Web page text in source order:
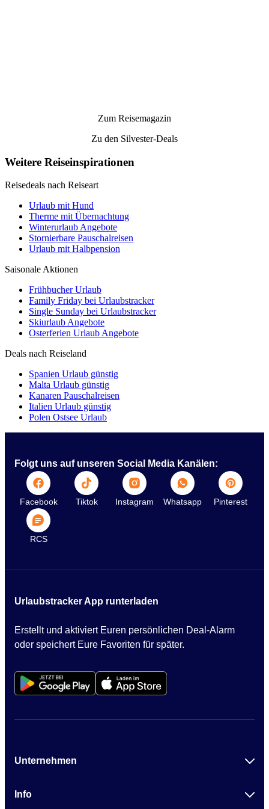
Zum Reisemagazin
Zu den Silvester-Deals
Weitere Reiseinspirationen
Reisedeals nach Reiseart
Urlaub mit Hund
Therme mit Übernachtung
Winterurlaub Angebote
Stornierbare Pauschalreisen
Urlaub mit Halbpension
Saisonale Aktionen
Frühbucher Urlaub
Family Friday bei Urlaubstracker
Single Sunday bei Urlaubstracker
Skiurlaub Angebote
Osterferien Urlaub Angebote
Deals nach Reiseland
Spanien Urlaub günstig
Malta Urlaub günstig
Kanaren Pauschalreisen
Italien Urlaub günstig
Polen Ostsee Urlaub